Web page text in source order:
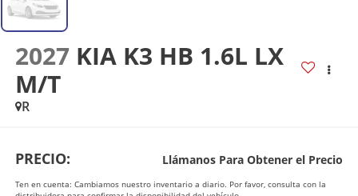
2027 KIA K3 HB 1.6L LX
M/T
R
PRECIO: Llámanos Para Obtener el Precio
Ten en cuenta: Cambiamos nuestro inventario a diario. Por favor, consulta con la